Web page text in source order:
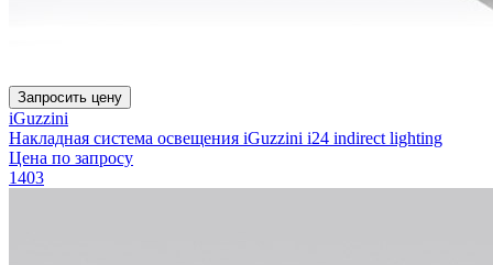
Запросить цену
iGuzzini
Накладная система освещения iGuzzini i24 indirect lighting
Цена по запросу
1403